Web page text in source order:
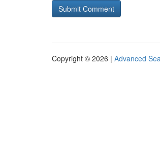
Copyright © 2026 | Advanced